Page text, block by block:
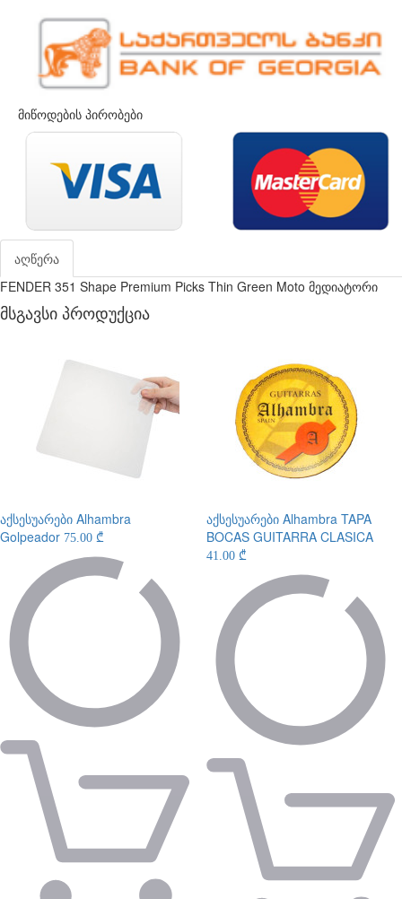
მიწოდების პირობები
აღწერა
FENDER 351 Shape Premium Picks Thin Green Moto მედიატორი
მსგავსი პროდუქცია
აქსესუარები Alhambra
Golpeador 75.00 ₾
აქსესუარები Alhambra TAPA
BOCAS GUITARRA CLASICA
41.00 ₾